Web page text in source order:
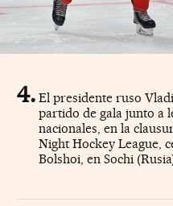
El presidente ruso
partido de gala junto a
nacionales, en la
Night Hockey League,
Bolshoi, en Sochi